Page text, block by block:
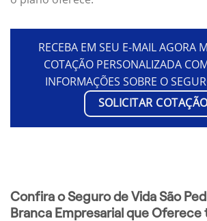
RECEBA EM SEU E-MAIL AGORA
COTAÇÃO PERSONALIZADA
INFORMAÇÕES SOBRE O
SOLICITAR COTAÇÃO
Confira o Seguro de Vida São
Branca Empresarial que Oferece